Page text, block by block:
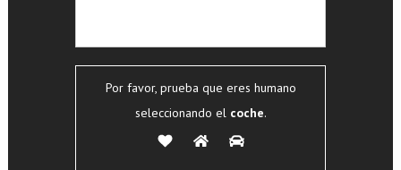
Por favor, prueba que eres humano
seleccionando elcoche.